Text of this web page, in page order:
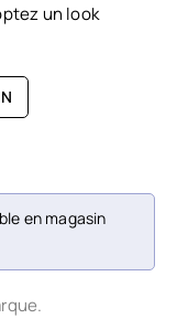
un look
en magasin